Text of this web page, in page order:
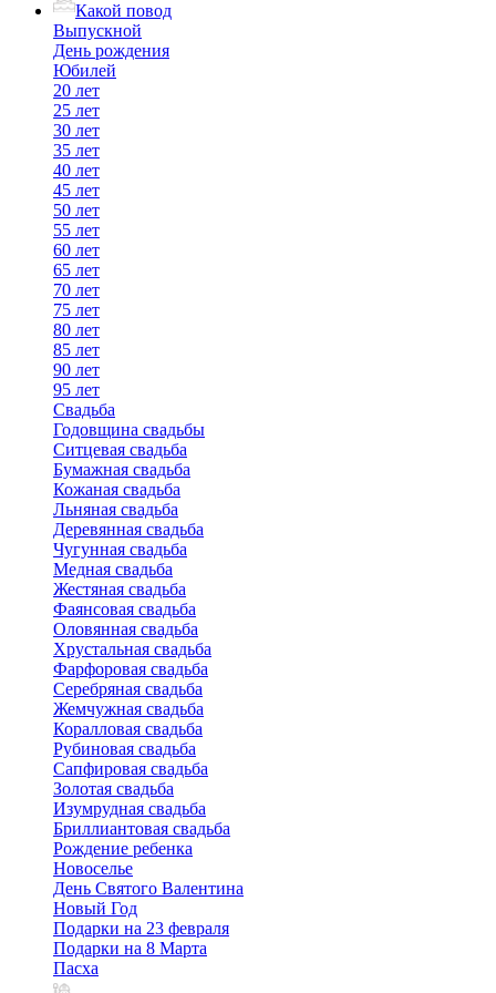
Какой повод
Выпускной
День рождения
Юбилей
20 лет
25 лет
30 лет
35 лет
40 лет
45 лет
50 лет
55 лет
60 лет
65 лет
70 лет
75 лет
80 лет
85 лет
90 лет
95 лет
Свадьба
Годовщина свадьбы
Ситцевая свадьба
Бумажная свадьба
Кожаная свадьба
Льняная свадьба
Деревянная свадьба
Чугунная свадьба
Медная свадьба
Жестяная свадьба
Фаянсовая свадьба
Оловянная свадьба
Хрустальная свадьба
Фарфоровая свадьба
Серебряная свадьба
Жемчужная свадьба
Коралловая свадьба
Рубиновая свадьба
Сапфировая свадьба
Золотая свадьба
Изумрудная свадьба
Бриллиантовая свадьба
Рождение ребенка
Новоселье
День Святого Валентина
Новый Год
Подарки на 23 февраля
Подарки на 8 Марта
Пасха